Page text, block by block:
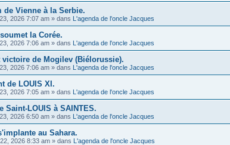
de Vienne à la Serbie.
2026 7:07 am » dans L'agenda de l'oncle Jacques
la Corée.
2026 7:06 am » dans L'agenda de l'oncle Jacques
victoire de Mogilev (Biélorussie).
2026 7:06 am » dans L'agenda de l'oncle Jacques
de LOUIS XI.
2026 7:05 am » dans L'agenda de l'oncle Jacques
Saint-LOUIS à SAINTES.
2026 6:50 am » dans L'agenda de l'oncle Jacques
au Sahara.
2026 8:33 am » dans L'agenda de l'oncle Jacques